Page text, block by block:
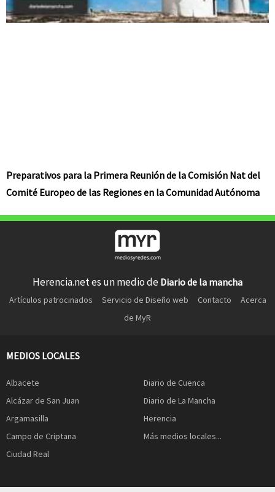
Preparativos para la Primera Reunión de la Comisión Nat del
Comité Europeo de las Regiones en la Comunidad Autónoma
Herencia.net es un medio de Diario de la mancha
Artículos patrocinados Servicio de Diseño web Contacto
Acerca
de MyR
MEDIOS LOCALES
Albacete
Alcázar de San Juan
Argamasilla
Campo de Criptana
Ciudad Real
Diario de Cuenca
Diario de La Mancha
Herencia
Más medios locales...